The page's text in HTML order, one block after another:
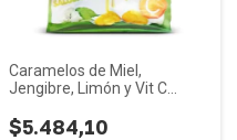
Caramelos de Miel,
Jengibre, Limón y Vit C
$5.484,10